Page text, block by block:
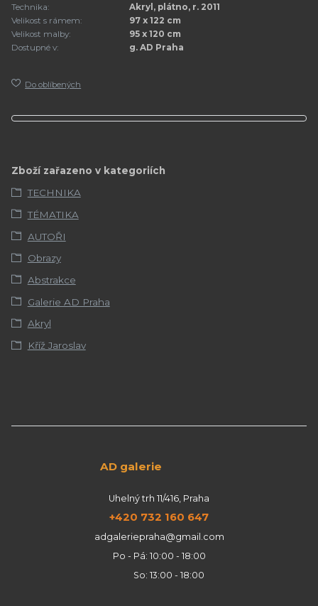
Technika:
Akryl, plátno, r. 2011
Velikost s rámem:
97 x 122 cm
Velikost malby:
95 x 120 cm
Dostupné v:
g. AD Praha
Do oblíbených
Zboží zařazeno v kategoriích
TECHNIKA
TÉMATIKA
AUTOŘI
Obrazy
Abstrakce
Galerie AD Praha
Akryl
Kříž Jaroslav
AD galerie
Uhelný trh 11/416, Praha
+420 732 160 647
adgaleriepraha@gmail.com
Po - Pá: 10:00 - 18:00
So: 13:00 - 18:00